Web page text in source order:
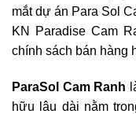
mắt dự án Para Sol
KN Paradise Cam
chính sách bán hàng
ParaSol Cam Ranh
hữu lâu dài nằm